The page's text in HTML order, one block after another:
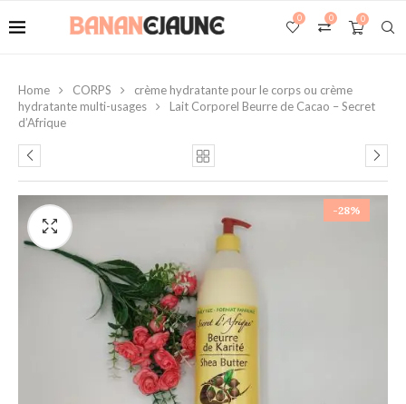
0
0
0
Home CORPS
crème hydratante pour le corps ou crème
hydratante multi-usages
Lait Corporel Beurre de Cacao – Secret
d’Afrique
-28%